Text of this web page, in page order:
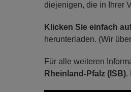
diejenigen, die in Ihrer
Klicken Sie einfach
herunterladen. (Wir
Für alle weiteren
Rheinland-Pfalz (ISB).